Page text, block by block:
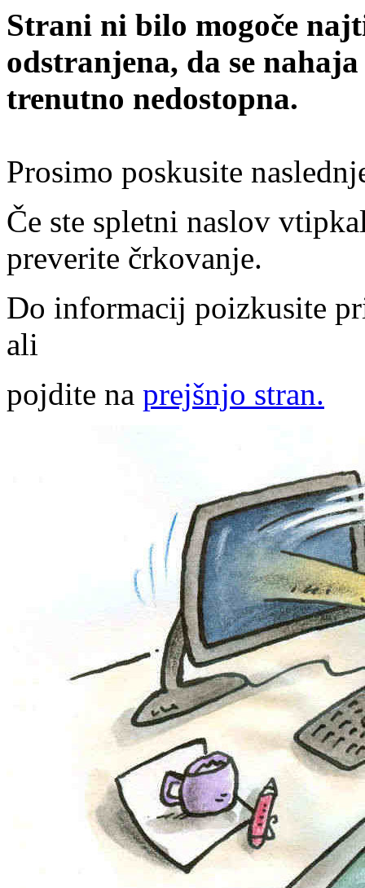
Strani ni bilo mogoče
odstranjena, da se
trenutno nedostopna.
Prosimo poskusite
Če ste spletni naslov
preverite črkovanje.
Do informacij poizkusite
ali
pojdite na prejšnjo stran.